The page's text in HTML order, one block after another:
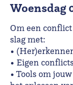
Om een conflict
slag met:
•
• Eigen
• Tools om